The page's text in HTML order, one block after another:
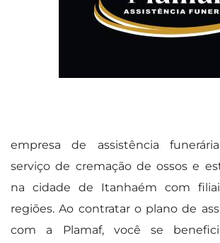
empresa de assistência
serviço de cremação de ossos e
na cidade de Itanhaém com
regiões. Ao contratar o plano de
com a Plamaf, você se